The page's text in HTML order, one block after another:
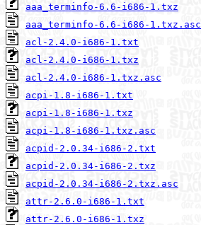
aaa_terminfo-6.6-i686-1.txz
aaa_terminfo-6.6-i686-1.txz.asc
acl-2.4.0-i686-1.txt
acl-2.4.0-i686-1.txz
acl-2.4.0-i686-1.txz.asc
acpi-1.8-i686-1.txt
acpi-1.8-i686-1.txz
acpi-1.8-i686-1.txz.asc
acpid-2.0.34-i686-2.txt
acpid-2.0.34-i686-2.txz
acpid-2.0.34-i686-2.txz.asc
attr-2.6.0-i686-1.txt
attr-2.6.0-i686-1.txz